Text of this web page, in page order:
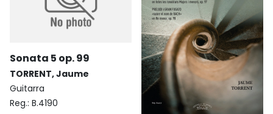
Sonata 5 op. 99
TORRENT, Jaume
Guitarra
Reg.: B.4190